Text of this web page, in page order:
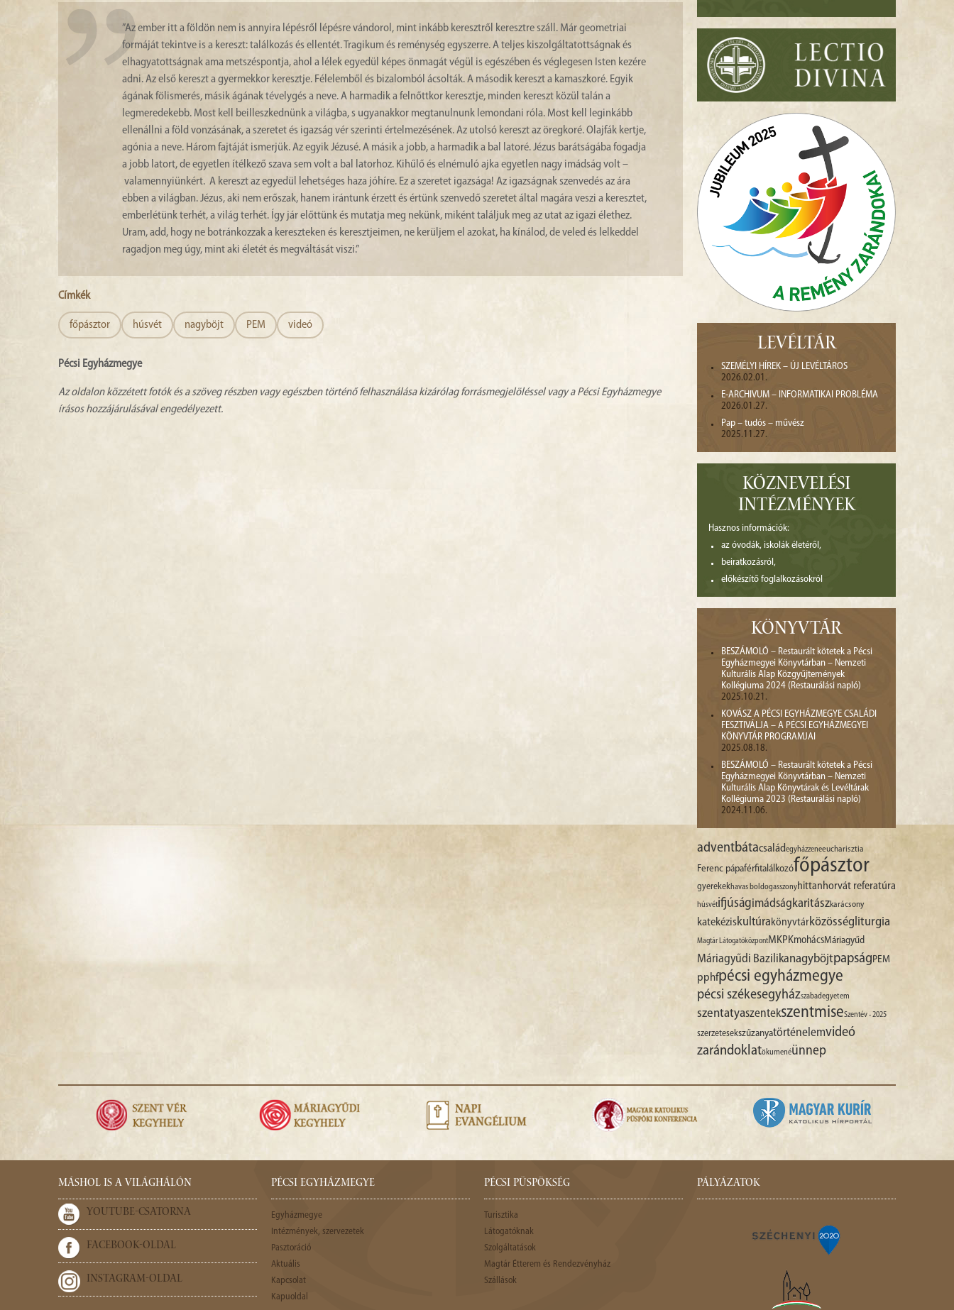
”Az ember itt a földön nem is annyira lépésről lépésre vándorol, mint inkább keresztről keresztre száll. Már geometriai
formáját tekintve is a kereszt: találkozás és ellentét. Tragikum és reménység egyszerre. A teljes kiszolgáltatottságnak és
elhagyatottságnak ama metszéspontja, ahol a lélek egyedül képes önmagát végül is egészében és véglegesen Isten kezére
adni. Az első kereszt a gyermekkor keresztje. Félelemből és bizalomból ácsolták. A második kereszt a kamaszkoré. Egyik
ágának fölismerés, másik ágának tévelygés a neve. A harmadik a felnőttkor keresztje, minden kereszt közül talán a
legmeredekebb. Most kell beilleszkednünk a világba, s ugyanakkor megtanulnunk lemondani róla. Most kell leginkább
ellenállni a föld vonzásának, a szeretet és igazság vér szerinti értelmezésének. Az utolsó kereszt az öregkoré. Olajfák kertje,
agónia a neve. Három fajtáját ismerjük. Az egyik Jézusé. A másik a jobb, a harmadik a bal latoré. Jézus barátságába fogadja
a jobb latort, de egyetlen ítélkező szava sem volt a bal latorhoz. Kihűlő és elnémuló ajka egyetlen nagy imádság volt –
valamennyiünkért. A kereszt az egyedül lehetséges haza jóhíre. Ez a szeretet igazsága! Az igazságnak szenvedés az ára
ebben a világban. Jézus, aki nem erőszak, hanem irántunk érzett és értünk szenvedő szeretet által magára veszi a keresztet,
emberlétünk terhét, a világ terhét. Így jár előttünk és mutatja meg nekünk, miként találjuk meg az utat az igazi élethez.
Uram, add, hogy ne botránkozzak a kereszteken és keresztjeimen, ne kerüljem el azokat, ha kínálod, de veled és lelkeddel
ragadjon meg úgy, mint aki életét és megváltását viszi.”
Címkék
főpásztor húsvét nagyböjt PEM videó
Pécsi Egyházmegye
Az oldalon közzétett fotók és a szöveg részben vagy egészben történő felhasználása kizárólag forrásmegjelöléssel vagy a Pécsi Egyházmegye
írásos hozzájárulásával engedélyezett.
LEVÉLTÁR
SZEMÉLYI HÍREK – ÚJ LEVÉLTÁROS
2026.02.01.
E-ARCHIVUM – INFORMATIKAI PROBLÉMA
2026.01.27.
Pap – tudós – művész
2025.11.27.
KÖZNEVELÉSI
INTÉZMÉNYEK
Hasznos információk:
az óvodák, iskolák életéről,
beiratkozásról,
előkészítő foglalkozásokról
KÖNYVTÁR
BESZÁMOLÓ – Restaurált kötetek a Pécsi
Egyházmegyei Könyvtárban – Nemzeti
Kulturális Alap Közgyűjtemények
Kollégiuma 2024 (Restaurálási napló)
2025.10.21.
KOVÁSZ A PÉCSI EGYHÁZMEGYE CSALÁDI
FESZTIVÁLJA – A PÉCSI EGYHÁZMEGYEI
KÖNYVTÁR PROGRAMJAI
2025.08.18.
BESZÁMOLÓ – Restaurált kötetek a Pécsi
Egyházmegyei Könyvtárban – Nemzeti
Kulturális Alap Könyvtárak és Levéltárak
Kollégiuma 2023 (Restaurálási napló)
2024.11.06.
adventbátacsaládegyházzeneeucharisztia
Ferenc pápaférfitalálkozófőpásztor
gyerekekhavas boldogasszonyhittanhorvát referatúra
húsvétifjúságimádságkaritászkarácsony
katekéziskultúra könyvtárközösségliturgia
Magtár LátogatóközpontMKPKmohácsMáriagyűd
Máriagyűdi Bazilikanagyböjtpapság PEM
pphfpécsi egyházmegye
pécsi székesegyházszabadegyetem
szentatyaszentekszentmiseSzentév - 2025
szerzetesekszűzanyatörténelemvideó
zarándoklatökumenéünnep
MÁSHOL IS A VILÁGHÁLÓN
YOUTUBE-CSATORNA
FACEBOOK-OLDAL
INSTAGRAM-OLDAL
PÉCSI EGYHÁZMEGYE
Egyházmegye
Intézmények, szervezetek
Pasztoráció
Aktuális
Kapcsolat
Kapuoldal
PÉCSI PÜSPÖKSÉG
Turisztika
Látogatóknak
Szolgáltatások
Magtár Étterem és Rendezvényház
Szállások
PÁLYÁZATOK